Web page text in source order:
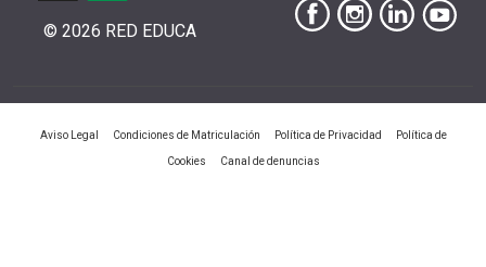
© 2026 RED EDUCA
Aviso Legal Condiciones de Matriculación Política de Privacidad Política de
Cookies Canal de denuncias